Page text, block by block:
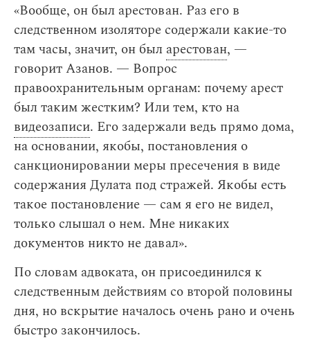
«Вообще, он был арестован. Раз его в
следственном изоляторе содержали какие-то
там часы, значит, он был арестован, —
говорит Азанов. — Вопрос
правоохранительным органам: почему арест
был таким жестким? Или тем, кто на
видеозаписи. Его задержали ведь прямо дома,
на основании, якобы, постановления о
санкционировании меры пресечения в виде
содержания Дулата под стражей. Якобы есть
такое постановление — сам я его не видел,
только слышал о нем. Мне никаких
документов никто не давал».
По словам адвоката, он присоединился к
следственным действиям со второй половины
дня, но вскрытие началось очень рано и очень
быстро закончилось.